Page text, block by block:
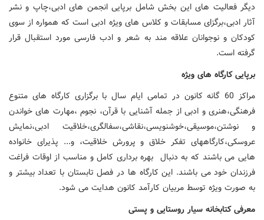
دیگر فعالیت های این بخش شامل برپایی انجمن های ادبی،چاپ و نشر
آثار ادبی،برگزای مسابقات و کلاس های ویژه ادبی است که همواره از سوی
کودکان و نوجوانان علاقه مند به شعر و ادب فارسی مورد استقبال قرار
گرفته است.
برپایی کارگاه های ویژه
مراکز 60 گانه کانون در تمامی ایام سال با برگزاری کارگاه های متنوع
فرهنگی،هنری و ادبی از جمله آشنایی با قرآن، نجوم ،مهارت های خواندن
و نوشتن،موسیقی،خوشنویسی،نقاشی،سفالگری،خلاقیت ادبی،نمایش
عروسکی،کارگاه­های تفکر خلاق و پرورش خلاقیت، و... پذیرای خانواده
هایی می باشند که به دنبال بهره برداری کامل و مناسب از اوقات فراغت
فرزندان خود می باشند. این کارگاه ها در فصل تابستان با تعداد بیشتر و
به صورت ویژه توسط مربیان کارآمد کانون هدایت می شود.
معرفی کتابخانه سیار روستایی و پستی